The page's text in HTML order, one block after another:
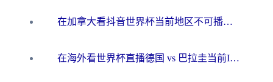
在加拿大看抖音世界杯当前地区不可播放？海外党体育观赛终极指南
在海外看世界杯直播德国 vs 巴拉圭当前IP受限制？这篇指南帮你轻松解决地区限制